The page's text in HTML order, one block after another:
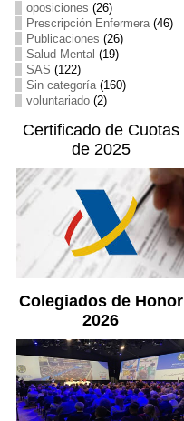
oposiciones (26)
Prescripción Enfermera(46)
Publicaciones (26)
Salud Mental (19)
SAS (122)
Sin categoría(160)
voluntariado(2)
Certificado de Cuotas
de 2025
Colegiados de Honor
2026